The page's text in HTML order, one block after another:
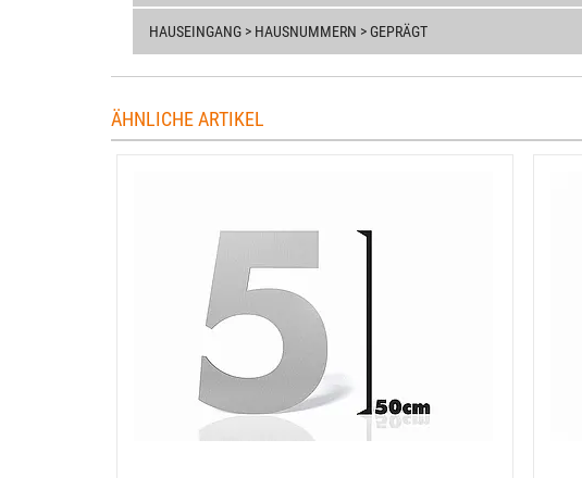
HAUSEINGANG > HAUSNUMMERN > GEPRÄGT
ÄHNLICHE ARTIKEL